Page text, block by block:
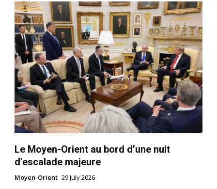
Le Moyen-Orient au bord d’une nuit
d’escalade majeure
Moyen-Orient 29 July 2026